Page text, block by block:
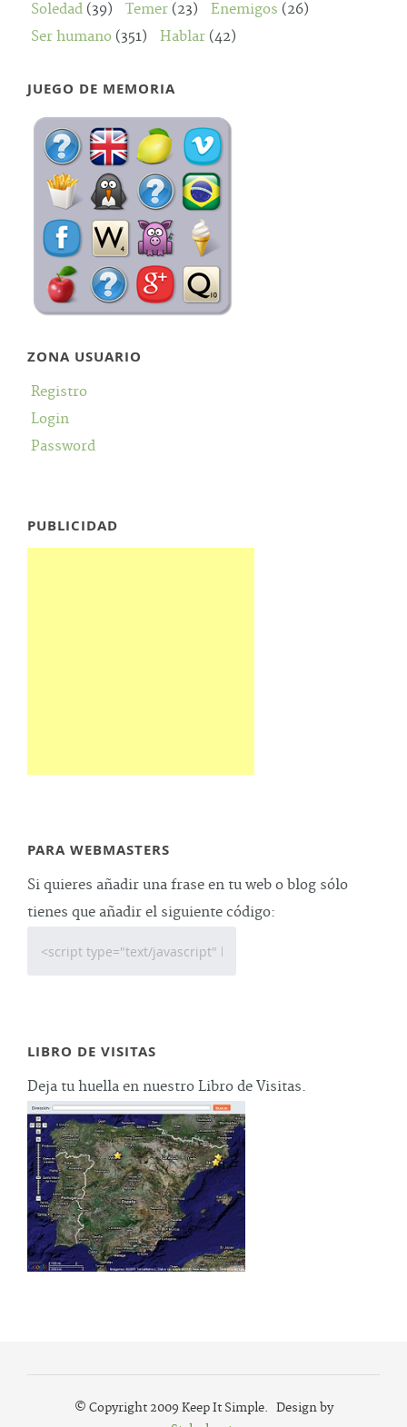
Soledad (39) Temer (23) Enemigos (26)
Ser humano (351) Hablar (42)
JUEGO DE MEMORIA
ZONA USUARIO
Registro
Login
Password
PUBLICIDAD
PARA WEBMASTERS
Si quieres añadir una frase en tu web o blog sólo
tienes que añadir el siguiente código:
LIBRO DE VISITAS
Deja tu huella en nuestro Libro de Visitas.
© Copyright 2009 Keep It Simple. Design by